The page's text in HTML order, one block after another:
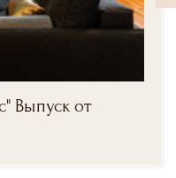
Выпуск от